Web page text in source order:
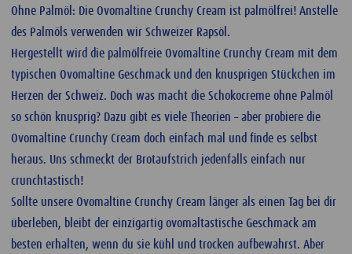
Ohne Palmöl: Die Ovomaltine Crunchy Cream ist palmölfrei! Anstelle
des Palmöls verwenden wir Schweizer Rapsöl.
Hergestellt wird die palmölfreie Ovomaltine Crunchy Cream mit dem
typischen Ovomaltine Geschmack und den knusprigen Stückchen im
Herzen der Schweiz. Doch was macht die Schokocreme ohne Palmöl
so schön knusprig? Dazu gibt es viele Theorien – aber probiere die
Ovomaltine Crunchy Cream doch einfach mal und finde es selbst
heraus. Uns schmeckt der Brotaufstrich jedenfalls einfach nur
crunchtastisch!
Sollte unsere Ovomaltine Crunchy Cream länger als einen Tag bei dir
überleben, bleibt der einzigartig ovomaltastische Geschmack am
besten erhalten, wenn du sie kühl und trocken aufbewahrst. Aber